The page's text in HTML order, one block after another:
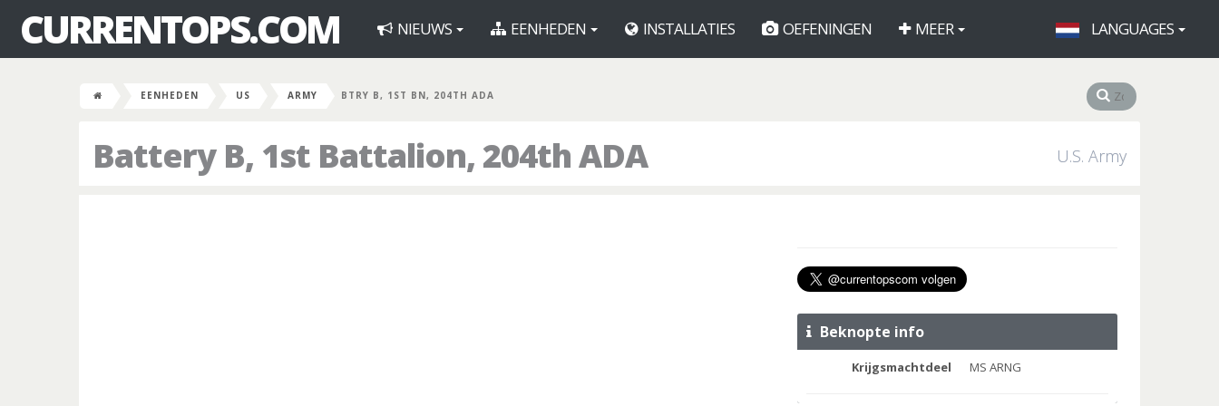
CURRENTOPS.COM NIEUWS EENHEDEN INSTALLATIES OEFENINGEN MEER LANGUAGES
EENHEDEN US ARMY BTRY B, 1ST BN, 204TH ADA
Battery B, 1st Battalion, 204th ADA U.S. Army
Beknopte info
Krijgsmachtdeel MS ARNG